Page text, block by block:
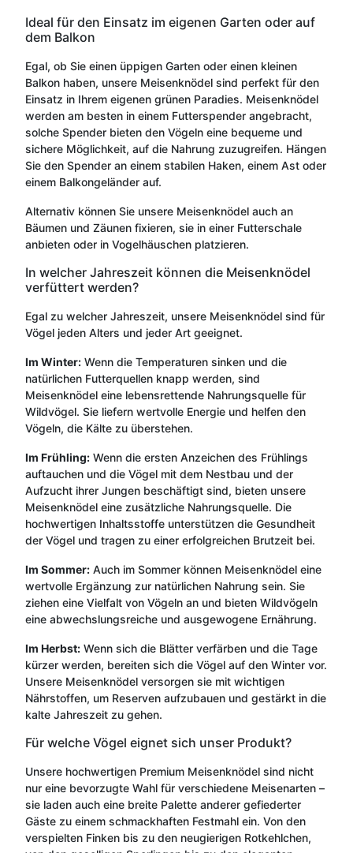
Ideal für den Einsatz im eigenen Garten oder auf
dem Balkon
Egal, ob Sie einen üppigen Garten oder einen kleinen
Balkon haben, unsere Meisenknödel sind perfekt für den
Einsatz in Ihrem eigenen grünen Paradies. Meisenknödel
werden am besten in einem Futterspender angebracht,
solche Spender bieten den Vögeln eine bequeme und
sichere Möglichkeit, auf die Nahrung zuzugreifen. Hängen
Sie den Spender an einem stabilen Haken, einem Ast oder
einem Balkongeländer auf.
Alternativ können Sie unsere Meisenknödel auch an
Bäumen und Zäunen fixieren, sie in einer Futterschale
anbieten oder in Vogelhäuschen platzieren.
In welcher Jahreszeit können die Meisenknödel
verfüttert werden?
Egal zu welcher Jahreszeit, unsere Meisenknödel sind für
Vögel jeden Alters und jeder Art geeignet.
Im Winter: Wenn die Temperaturen sinken und die
natürlichen Futterquellen knapp werden, sind
Meisenknödel eine lebensrettende Nahrungsquelle für
Wildvögel. Sie liefern wertvolle Energie und helfen den
Vögeln, die Kälte zu überstehen.
Im Frühling: Wenn die ersten Anzeichen des Frühlings
auftauchen und die Vögel mit dem Nestbau und der
Aufzucht ihrer Jungen beschäftigt sind, bieten unsere
Meisenknödel eine zusätzliche Nahrungsquelle. Die
hochwertigen Inhaltsstoffe unterstützen die Gesundheit
der Vögel und tragen zu einer erfolgreichen Brutzeit bei.
Im Sommer: Auch im Sommer können Meisenknödel eine
wertvolle Ergänzung zur natürlichen Nahrung sein. Sie
ziehen eine Vielfalt von Vögeln an und bieten Wildvögeln
eine abwechslungsreiche und ausgewogene Ernährung.
Im Herbst: Wenn sich die Blätter verfärben und die Tage
kürzer werden, bereiten sich die Vögel auf den Winter vor.
Unsere Meisenknödel versorgen sie mit wichtigen
Nährstoffen, um Reserven aufzubauen und gestärkt in die
kalte Jahreszeit zu gehen.
Für welche Vögel eignet sich unser Produkt?
Unsere hochwertigen Premium Meisenknödel sind nicht
nur eine bevorzugte Wahl für verschiedene Meisenarten –
sie laden auch eine breite Palette anderer gefiederter
Gäste zu einem schmackhaften Festmahl ein. Von den
verspielten Finken bis zu den neugierigen Rotkehlchen,